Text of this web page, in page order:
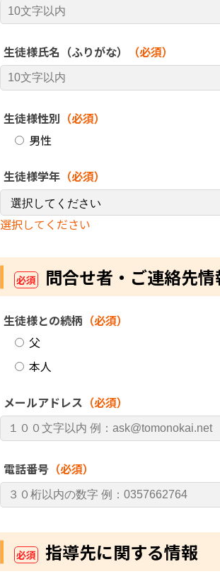
生徒様氏名（ふりがな） （必須）
生徒様性別 （必須）
男性
生徒様学年 （必須）
選択してください
必須 問合せ者・ご連絡先情
生徒様との続柄 （必須）
父
本人
メールアドレス （必須）
電話番号 （必須）
必須 指導先に関する情報